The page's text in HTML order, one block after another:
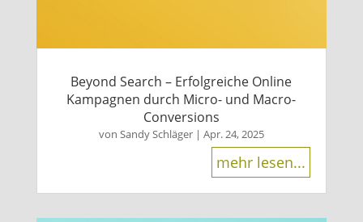
Beyond Search – Erfolgreiche Online
Kampagnen durch Micro- und Macro-
Conversions
von Sandy Schläger| Apr. 24, 2025
mehr lesen...